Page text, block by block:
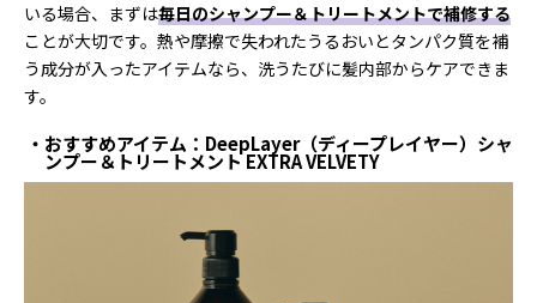
いる場合、まずは毎日のシャンプー＆トリートメントで補修する
ことが大切です。熱や摩擦で失われたうるおいとタンパク質を補
う成分が入ったアイテムなら、洗うたびに髪内部からケアできま
す。
おすすめアイテム：DeepLayer（ディープレイヤー）シャ
ンプー＆トリートメント EXTRA VELVETY